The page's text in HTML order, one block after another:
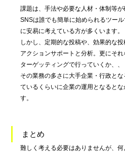
課題は、手法や必要な人材・体制等が
SNSは誰でも簡単に始められるツー
に安易に考えている方が多くいます。
しかし、定期的な投稿や、効果的な
アクションサポートと分析。更にそ
ターゲッティングで行っていくか、、
その業務の多さに大手企業・行政と
ているくらいに企業の運用となると
す。
まとめ
難しく考える必要はありませんが、